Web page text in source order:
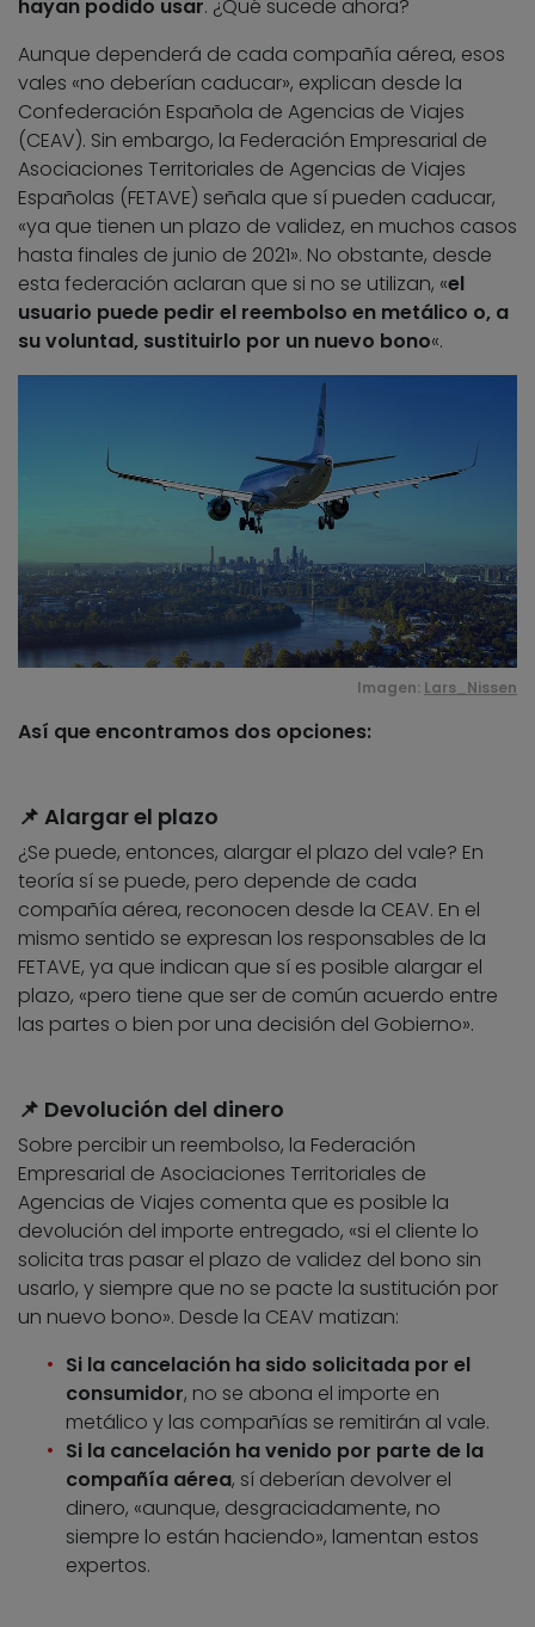
hayan podido usar. ¿Qué sucede ahora?
Aunque dependerá de cada compañía aérea, esos
vales «no deberían caducar», explican desde la
Confederación Española de Agencias de Viajes
(CEAV). Sin embargo, la Federación Empresarial de
Asociaciones Territoriales de Agencias de Viajes
Españolas (FETAVE) señala que sí pueden caducar,
«ya que tienen un plazo de validez, en muchos casos
hasta finales de junio de 2021». No obstante, desde
esta federación aclaran que si no se utilizan, «el
usuario puede pedir el reembolso en metálico o, a
su voluntad, sustituirlo por un nuevo bono«.
Imagen: Lars_Nissen
Así que encontramos dos opciones:
📌 Alargar el plazo
¿Se puede, entonces, alargar el plazo del vale? En
teoría sí se puede, pero depende de cada
compañía aérea, reconocen desde la CEAV. En el
mismo sentido se expresan los responsables de la
FETAVE, ya que indican que sí es posible alargar el
plazo, «pero tiene que ser de común acuerdo entre
las partes o bien por una decisión del Gobierno».
📌 Devolución del dinero
Sobre percibir un reembolso, la Federación
Empresarial de Asociaciones Territoriales de
Agencias de Viajes comenta que es posible la
devolución del importe entregado, «si el cliente lo
solicita tras pasar el plazo de validez del bono sin
usarlo, y siempre que no se pacte la sustitución por
un nuevo bono». Desde la CEAV matizan:
Si la cancelación ha sido solicitada por el
consumidor, no se abona el importe en
metálico y las compañías se remitirán al vale.
Si la cancelación ha venido por parte de la
compañía aérea, sí deberían devolver el
dinero, «aunque, desgraciadamente, no
siempre lo están haciendo», lamentan estos
expertos.